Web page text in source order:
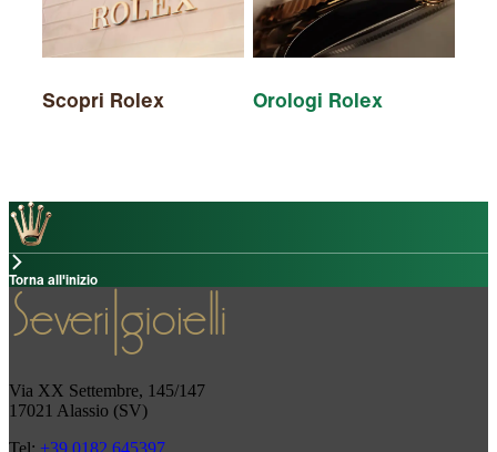
Scopri Rolex Orologi Rolex
Torna all'inizio
Via XX Settembre, 145/147
17021 Alassio (SV)
Tel: +39 0182 645397